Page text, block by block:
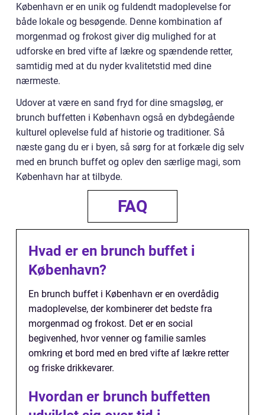
København er en unik og fuldendt madoplevelse for
både lokale og besøgende. Denne kombination af
morgenmad og frokost giver dig mulighed for at
udforske en bred vifte af lækre og spændende retter,
samtidig med at du nyder kvalitetstid med dine
nærmeste.
Udover at være en sand fryd for dine smagsløg, er
brunch buffetten i København også en dybdegående
kulturel oplevelse fuld af historie og traditioner. Så
næste gang du er i byen, så sørg for at forkæle dig selv
med en brunch buffet og oplev den særlige magi, som
København har at tilbyde.
FAQ
Hvad er en brunch buffet i
København?
En brunch buffet i København er en overdådig
madoplevelse, der kombinerer det bedste fra
morgenmad og frokost. Det er en social
begivenhed, hvor venner og familie samles
omkring et bord med en bred vifte af lækre retter
og friske drikkevarer.
Hvordan er brunch buffetten